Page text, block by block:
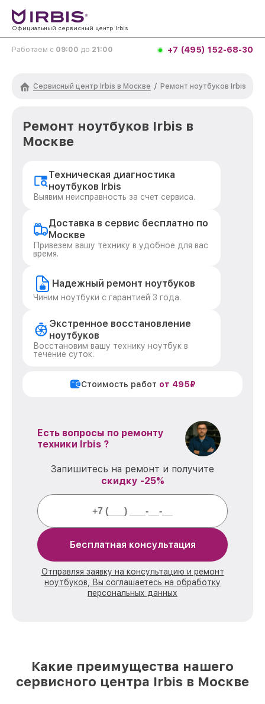
Официальный сервисный центр Irbis
Работаем с 09:00 до 21:00 +7 (495) 152-68-30
Сервисный центр Irbis в Москве / Ремонт ноутбуков Irbis
Ремонт ноутбуков Irbis в
Москве
Техническая диагностика
ноутбуков Irbis
Выявим неисправность за счет сервиса.
Доставка в сервис бесплатно по
Москве
Привезем вашу технику в удобное для вас
время.
Надежный ремонт ноутбуков
Чиним ноутбуки с гарантией 3 года.
Экстренное восстановление
ноутбуков
Восстановим вашу технику ноутбук в
течение суток.
Стоимость работ от 495₽
Есть вопросы по ремонту
техники Irbis ?
Запишитесь на ремонт и получите
скидку -25%
Бесплатная консультация
Отправляя заявку на консультацию и ремонт
ноутбуков, Вы соглашаетесь на обработку
персональных данных
Какие преимущества нашего
сервисного центра Irbis в Москве